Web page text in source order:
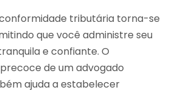
tributária torna-se
que você administre seu
e confiante. O
de um advogado
ajuda a estabelecer